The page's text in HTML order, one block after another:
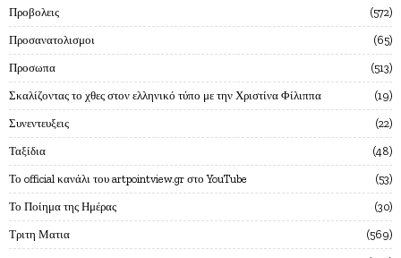
Προβολεις 572
Προσανατολισμοι 65
Προσωπα 513
Σκαλίζοντας το χθες στον ελληνικό τύπο με την Χριστίνα Φίλιππα 19
Συνεντευξεις 22
Ταξίδια 48
Το official κανάλι του artpointview.gr στο YouTube 53
Το Ποίημα της Ημέρας 30
Τριτη Ματια 569